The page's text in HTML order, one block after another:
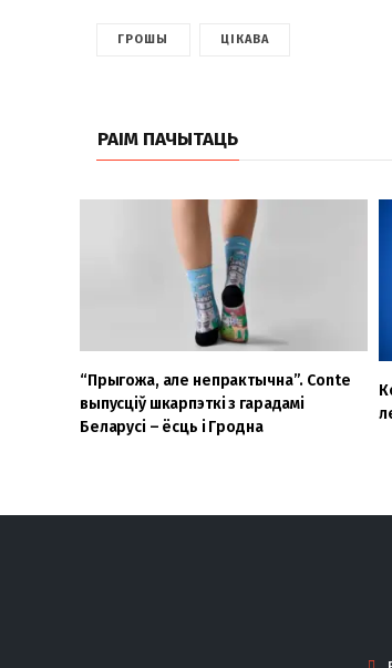
ГРОШЫ ЦІКАВА
РАІМ ПАЧЫТАЦЬ
“Прыгожа, але непрактычна”. Conte
выпусціў шкарпэткі з гарадамі
Беларусі – ёсць і Гродна